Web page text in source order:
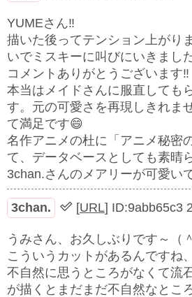
YUMEさん‼︎
描いた後ってテンション上がり
いでミスキーに叫びにいきまし
コメントありがとうございます‼︎
本当はメイドさんに服直しても
す。元の可愛さを再現しきれま
て満足です😄
名作アニメの杜に「アニメ秘密
て、データベースとしても素晴
3chan.さんのメアリーが可愛い
3chan. [URL] ID:9abb65c3
うみさん、お久しぶりです～（
こういうカットがあるんですね
不自然に思うところがなくて流
が描くとまだまだ不自然なとこ